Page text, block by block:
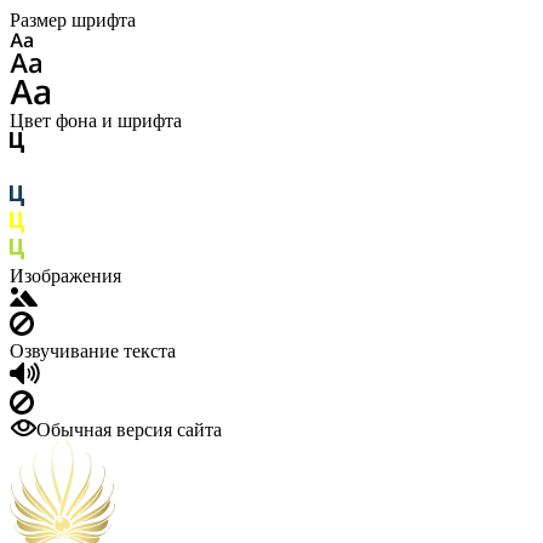
Размер шрифта
Цвет фона и шрифта
Изображения
Озвучивание текста
Обычная версия сайта